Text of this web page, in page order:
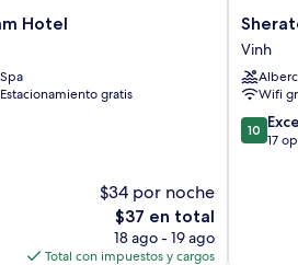
Hotel
Spa
Estacionamiento gratis
$34 por noche
El
precio
actual
$37 en total
18 ago - 19 ago
Total con impuestos y cargos
Vinh
Vinh
Vinh
Wifi
10.0
de
10
17